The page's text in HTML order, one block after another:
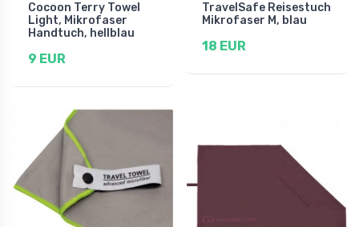
Cocoon Terry Towel
Light, Mikrofaser
Handtuch, hellblau
9 EUR
TravelSafe Reisestuch
Mikrofaser M, blau
18 EUR